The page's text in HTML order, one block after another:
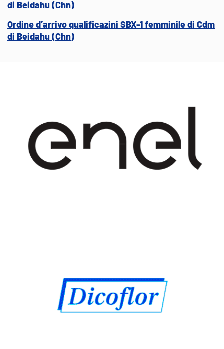
di Beidahu (Chn)
Ordine d’arrivo qualificazini SBX-1 femminile di Cdm
di Beidahu (Chn)